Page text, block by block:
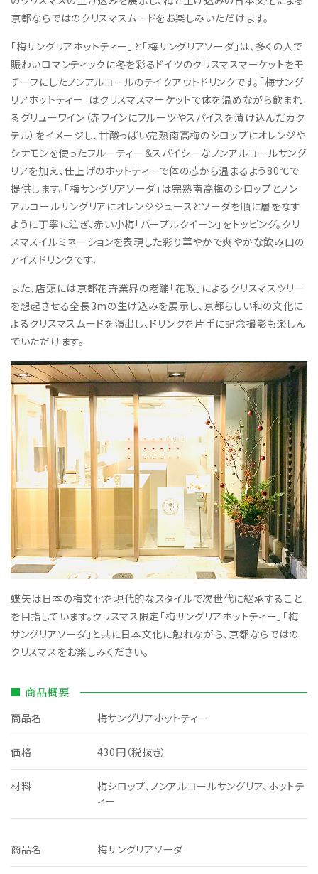
京都ならではのクリスマスムードをお楽しみいただけます。
「梅サングリアホットティー」と「梅サングリアソーダ」は、多くの人で
賑わいロマンティックに冬を彩るドイツのクリスマスマーケットをモ
チーフにしたノンアルコールのテイクアウトドリンクです。「梅サング
リアホットティー」はクリスマスマーケットで体を温めながら飲まれ
るグリューワイン（赤ワインにフルーツやスパイスを漬け込んだカク
テル）をイメージし、甘酸っぱい完熟南高梅のシロップにオレンジや
シナモンを使ったフルーティー＆スパイシーなノンアルコールサング
リアを加え、仕上げのホットティーで体の芯から温まるよう80℃で
提供します。「梅サングリアソーダ」は完熟南高梅のシロップとノン
アルコールサングリアにオレンジジュースとソーダを順に層をなす
ように丁寧に注ぎ、赤い小梅「パープルクイーン」をトッピング。クリ
スマスイルミネーションを表現した彩り華やかで爽やかな飲み口の
アイスドリンクです。
また、店頭には京都花卉業界の老舗「花政」によるクリスマスツリー
を想起させる全長3mの生け込みを展示し、京都らしい和の文化に
よるクリスマスムードを演出し、ドリンクを片手に記念撮影も楽しん
でいただけます。
蝶矢は日本の梅文化を現代的なスタイルで次世代に継承すること
を目指しています。クリスマス限定「梅サングリアホットティー」「梅
サングリアソーダ」と共に日本文化に触れながら、京都ならではの
クリスマスをお楽しみください。
■ 商品概要
商品名 梅サングリアホットティー
価格 430円（税抜き）
材料
梅シロップ、ノンアルコールサングリア、ホットテ
ィー
商品名 梅サングリアソーダ